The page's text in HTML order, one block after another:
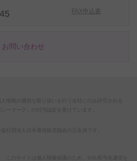
FAX申込書
お問い合わせ
人情報の適切な取り扱いを行う会社にのみ許可される
シーマーク」の付与認定を受けています。
益社団法人日本通信販売協会の正会員です。
このサイトは個人情報保護のため、SSL暗号化通信を